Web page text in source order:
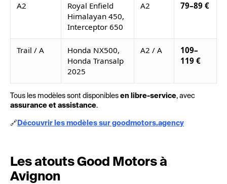
A2
Royal Enfield
Himalayan 450,
Interceptor 650
A2 79–89 €
Trail / A
Honda NX500,
Honda Transalp
2025
A2 / A
109–
119 €
Tous les modèles sont disponibles en libre-service, avec
assurance et assistance.
🔗 Découvrir les modèles sur goodmotors.agency
Les atouts Good Motors à
Avignon